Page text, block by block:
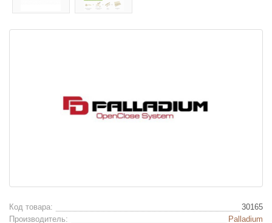
Код товара:
30165
Производитель:
Palladium